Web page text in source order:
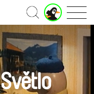
J
u
r
č